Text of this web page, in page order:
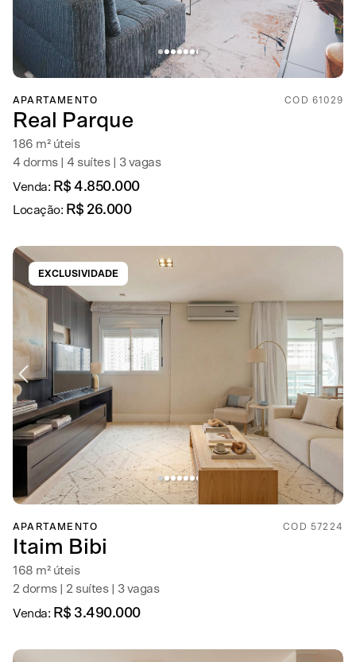
APARTAMENTO COD 61029
Real Parque
186 m² úteis
4 dorms | 4 suítes | 3 vagas
Venda: R$ 4.850.000
Locação: R$ 26.000
EXCLUSIVIDADE
APARTAMENTO COD 57224
Itaim Bibi
168 m² úteis
2 dorms | 2 suítes | 3 vagas
Venda: R$ 3.490.000